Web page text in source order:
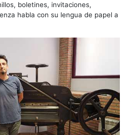
boletines, invitaciones,
habla con su lengua de papel a